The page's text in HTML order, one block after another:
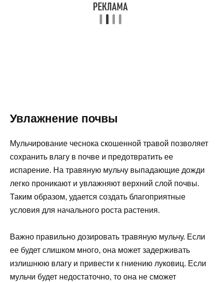
Увлажнение почвы
Мульчирование чеснока скошенной травой позволяет
сохранить влагу в почве и предотвратить ее
испарение. На травяную мульчу выпадающие дожди
легко проникают и увлажняют верхний слой почвы.
Таким образом, удается создать благоприятные
условия для начального роста растения.
Важно правильно дозировать травяную мульчу. Если
ее будет слишком много, она может задерживать
излишнюю влагу и привести к гниению луковиц. Если
мульчи будет недостаточно, то она не сможет